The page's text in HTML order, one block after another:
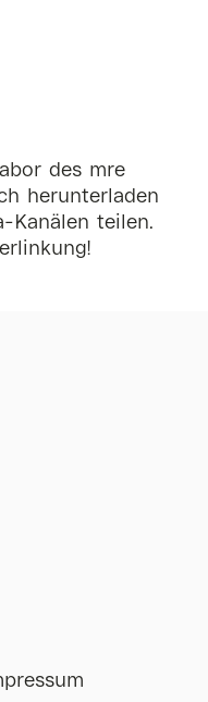
des mre
herunterladen
Kanälen teilen.